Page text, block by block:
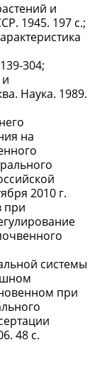
и
1945. 197 с.;
304;
Наука. 1989.
на
2010 г.
при
системы
при
48 с.